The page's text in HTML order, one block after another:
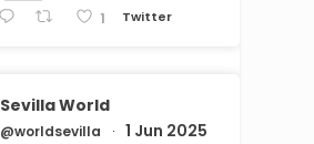
1 Twitter
Sevilla World
@worldsevilla ·
1 Jun 2025